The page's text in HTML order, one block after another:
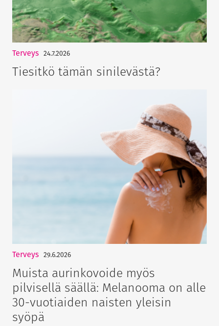
Terveys 24.7.2026
Tiesitkö tämän sinilevästä?
Terveys 29.6.2026
Muista aurinkovoide myös
pilvisellä säällä: Melanooma on alle
30-vuotiaiden naisten yleisin
syöpä